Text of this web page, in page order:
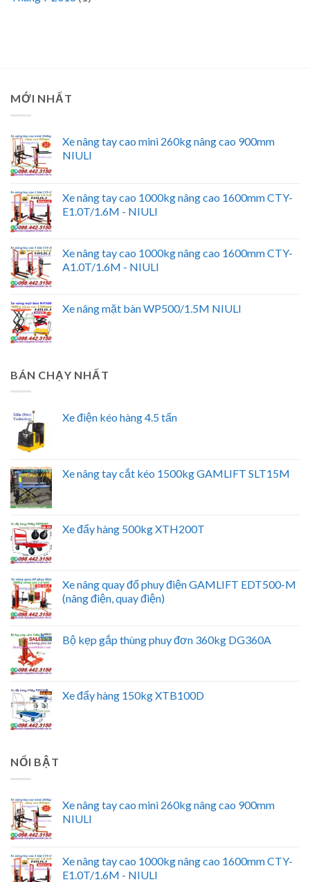
MỚI NHẤT
Xe nâng tay cao mini 260kg nâng cao 900mm
NIULI
Xe nâng tay cao 1000kg nâng cao 1600mm CTY-
E1.0T/1.6M - NIULI
Xe nâng tay cao 1000kg nâng cao 1600mm CTY-
A1.0T/1.6M - NIULI
Xe nâng mặt bàn WP500/1.5M NIULI
BÁN CHẠY NHẤT
Xe điện kéo hàng 4.5 tấn
Xe nâng tay cắt kéo 1500kg GAMLIFT SLT15M
Xe đẩy hàng 500kg XTH200T
Xe nâng quay đổ phuy điện GAMLIFT EDT500-M
(nâng điện, quay điện)
Bộ kẹp gắp thùng phuy đơn 360kg DG360A
Xe đẩy hàng 150kg XTB100D
NỔI BẬT
Xe nâng tay cao mini 260kg nâng cao 900mm
NIULI
Xe nâng tay cao 1000kg nâng cao 1600mm CTY-
E1.0T/1.6M - NIULI